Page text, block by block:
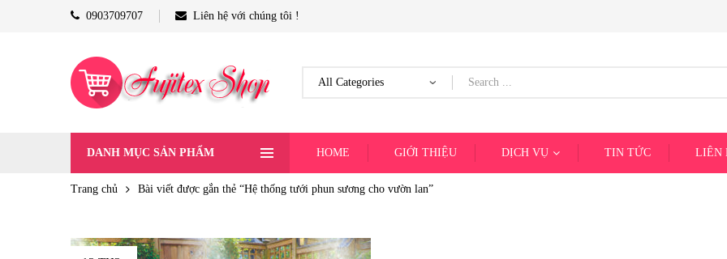
0903709707 Liên hệ với chúng tôi !
DANH MỤC SẢN PHẨM HOME GIỚI THIỆU DỊCH VỤ TIN TỨC LIÊN
Trang chủ Bài viết được gắn thẻ “Hệ thống tưới phun sương cho vườn lan”